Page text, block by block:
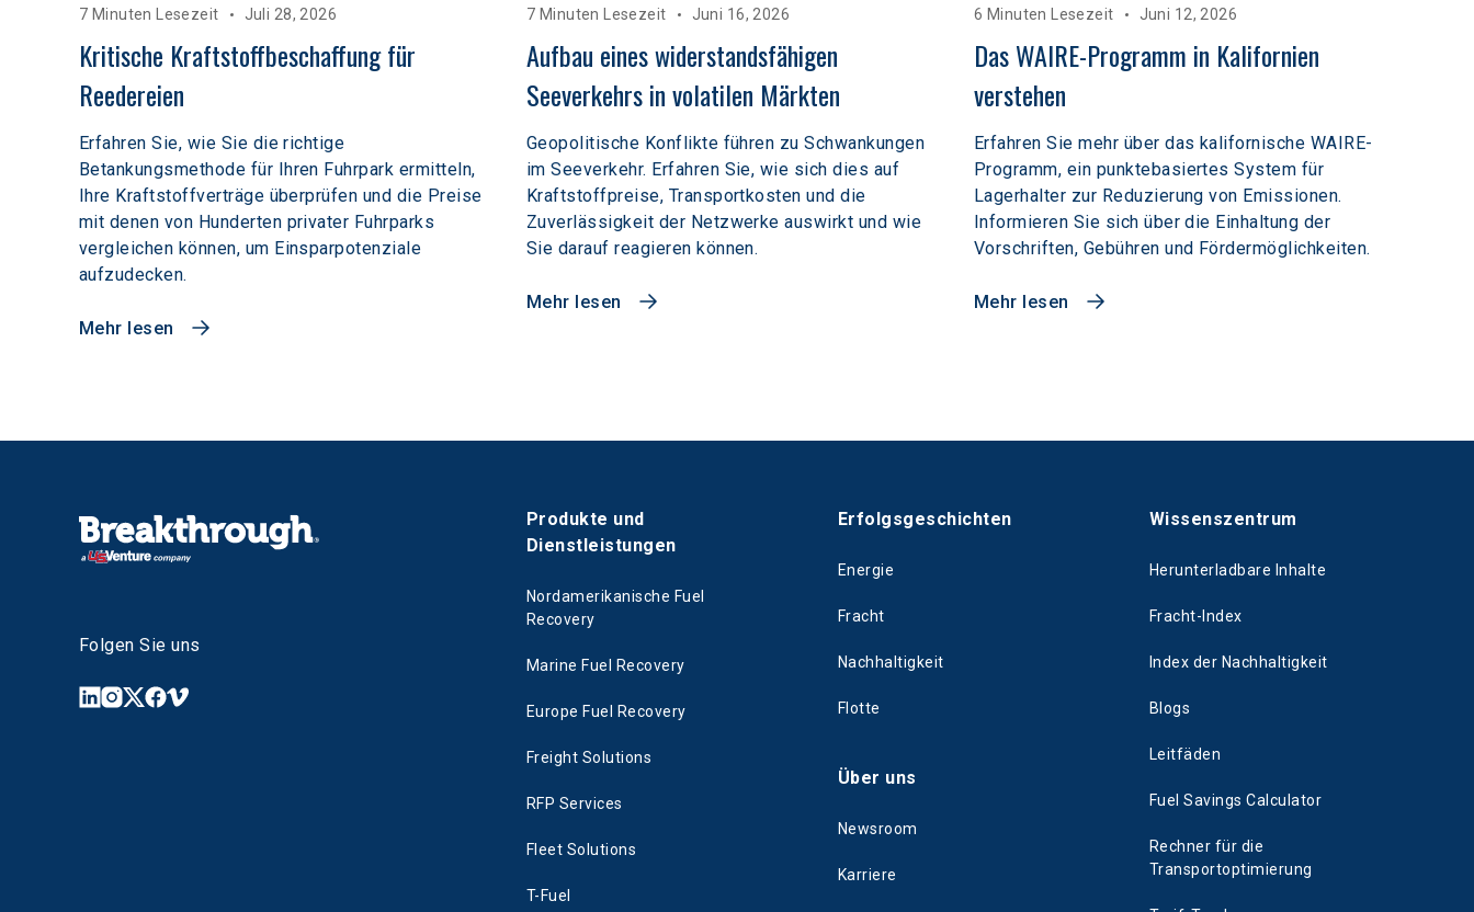
7 Minuten Lesezeit Juli 28, 2026
Kritische Kraftstoffbeschaffung für
Reedereien
Erfahren Sie, wie Sie die richtige
Betankungsmethode für Ihren Fuhrpark ermitteln,
Ihre Kraftstoffverträge überprüfen und die Preise
mit denen von Hunderten privater Fuhrparks
vergleichen können, um Einsparpotenziale
aufzudecken.
Mehr lesen
7 Minuten Lesezeit Juni 16, 2026
Aufbau eines widerstandsfähigen
Seeverkehrs in volatilen Märkten
Geopolitische Konflikte führen zu Schwankungen
im Seeverkehr. Erfahren Sie, wie sich dies auf
Kraftstoffpreise, Transportkosten und die
Zuverlässigkeit der Netzwerke auswirkt und wie
Sie darauf reagieren können.
Mehr lesen
6 Minuten Lesezeit Juni 12, 2026
Das WAIRE-Programm in Kalifornien
verstehen
Erfahren Sie mehr über das kalifornische WAIRE-
Programm, ein punktebasiertes System für
Lagerhalter zur Reduzierung von Emissionen.
Informieren Sie sich über die Einhaltung der
Vorschriften, Gebühren und Fördermöglichkeiten.
Mehr lesen
Folgen Sie uns
Produkte und
Dienstleistungen
Nordamerikanische Fuel
Recovery
Marine Fuel Recovery
Europe Fuel Recovery
Freight Solutions
RFP Services
Fleet Solutions
T-Fuel
Erfolgsgeschichten
Energie
Fracht
Nachhaltigkeit
Flotte
Über uns
Newsroom
Karriere
Wissenszentrum
Herunterladbare Inhalte
Fracht-Index
Index der Nachhaltigkeit
Blogs
Leitfäden
Fuel Savings Calculator
Rechner für die
Transportoptimierung